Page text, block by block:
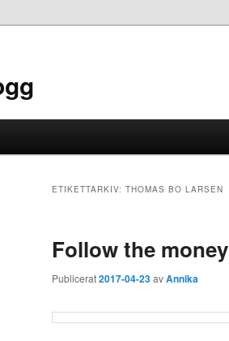
ETIKETTARKIV: THOMAS BO LARSEN
Follow the money
Publicerat2017-04-23avAnnika